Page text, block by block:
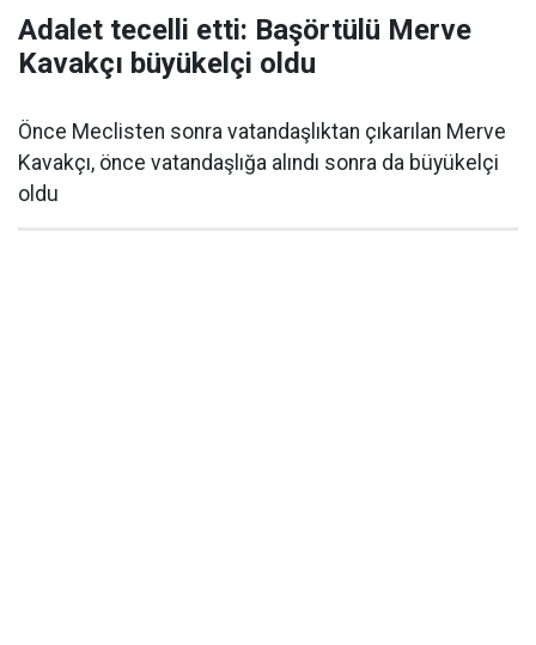
Adalet tecelli etti: Başörtülü Merve
Kavakçı büyükelçi oldu
Önce Meclisten sonra vatandaşlıktan çıkarılan Merve
Kavakçı, önce vatandaşlığa alındı sonra da büyükelçi
oldu